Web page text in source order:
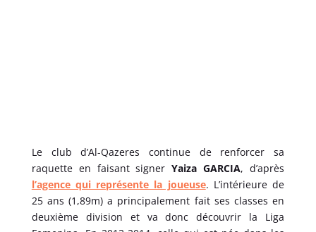
Le club d’Al-Qazeres continue de renforcer sa
raquette en faisant signerYaiza GARCIA, d’après
l’agence qui représente la joueuse. L’intérieure de
25 ans (1,89m) a principalement fait ses classes en
deuxième division et va donc découvrir la Liga